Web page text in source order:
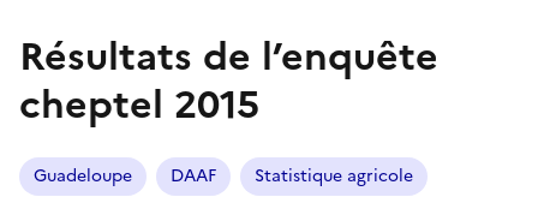
Résultats de l’enquête
cheptel 2015
Guadeloupe DAAF Statistique agricole